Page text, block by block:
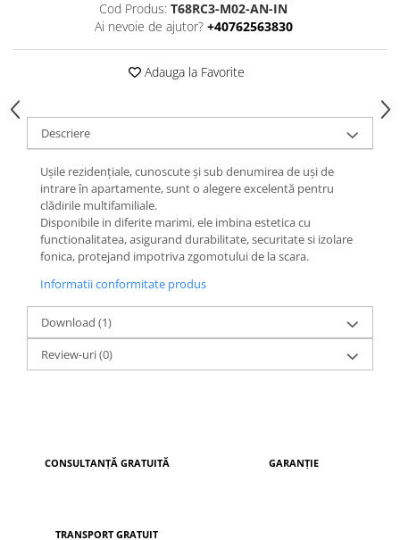
Cod Produs: T68RC3-M02-AN-IN
Ai nevoie de ajutor? +40762563830
Adauga la Favorite
Descriere
Ușile rezidențiale, cunoscute și sub denumirea de uși de
intrare în apartamente, sunt o alegere excelentă pentru
clădirile multifamiliale.
Disponibile in diferite marimi, ele imbina estetica cu
functionalitatea, asigurand durabilitate, securitate si izolare
fonica, protejand impotriva zgomotului de la scara.
Informatii conformitate produs
Download (1)
Review-uri(0)
CONSULTANȚĂ GRATUITĂ GARANȚIE
TRANSPORT GRATUIT